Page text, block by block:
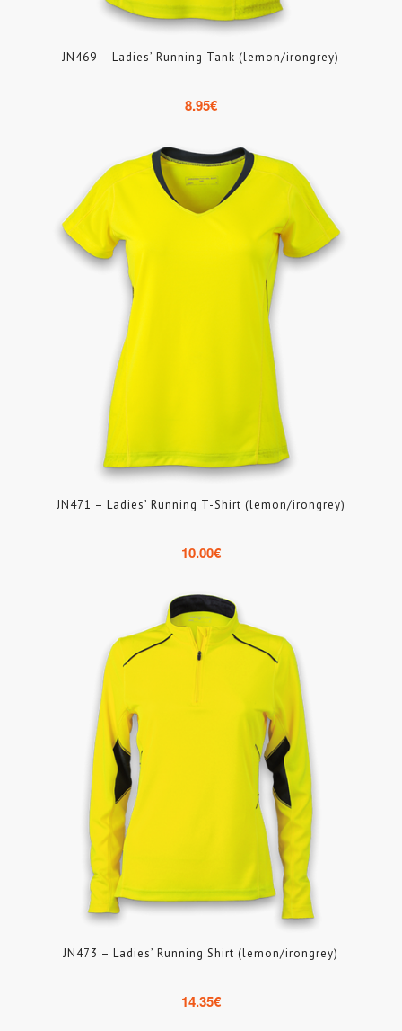
JN469 – Ladies’ Running Tank (lemon/irongrey)
8.95€
JN471 – Ladies’ Running T-Shirt (lemon/irongrey)
10.00€
JN473 – Ladies’ Running Shirt (lemon/irongrey)
14.35€